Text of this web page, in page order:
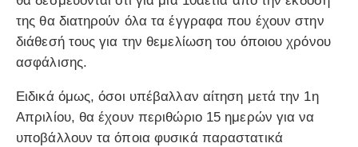
της θα διατηρούν όλα τα έγγραφα που έχουν στην
διάθεσή τους για την θεμελίωση του όποιου χρόνου
ασφάλισης.
Ειδικά όμως, όσοι υπέβαλλαν αίτηση μετά την 1η
Απριλίου, θα έχουν περιθώριο 15 ημερών για να
υποβάλλουν τα όποια φυσικά παραστατικά